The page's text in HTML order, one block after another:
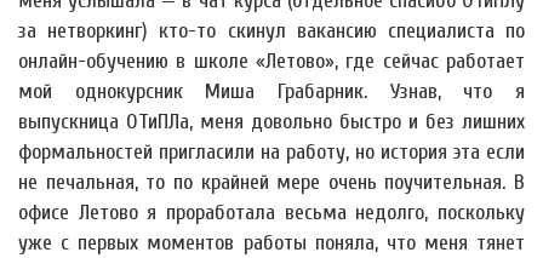
за нетворкинг) кто-то скинул вакансию специалиста по
онлайн-обучению в школе «Летово», где сейчас работает
мой однокурсник Миша Грабарник. Узнав, что я
выпускница ОТиПЛа, меня довольно быстро и без лишних
формальностей пригласили на работу, но история эта если
не печальная, то по крайней мере очень поучительная. В
офисе Летово я проработала весьма недолго, поскольку
уже с первых моментов работы поняла, что меня тянет